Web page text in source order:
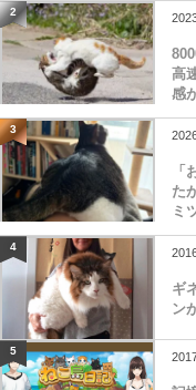
2
高
感
3
た
ミ
4
ギ
ン
5